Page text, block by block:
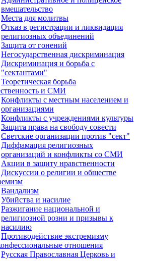
вмешательство
Места для молитвы
Отказ в регистрации и ликвидация
религиозных объединений
Защита от гонений
Негосударственная дискриминация
Дискриминация и борьба с
"сектантами"
Теоретическая борьба
и СМИ
Конфликты с местным населением и
организациями
Конфликты с учреждениями культуры
Защита права на свободу совести
Светские организации против "сект"
Диффамация религиозных
организаций и конфликты со СМИ
Акции в защиту нравственности
Дискуссии о религии и обществе
Вандализм
Убийства и насилие
Разжигание национальной и
религиозной розни и призывы к
насилию
Противодействие экстремизму
отношения
Русская Православная Церковь и